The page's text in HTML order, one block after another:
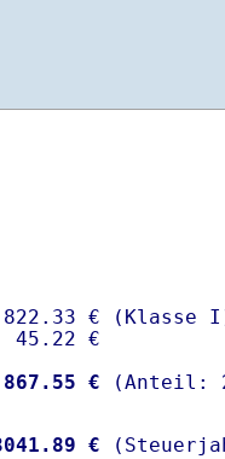
€ (Klasse
€
€
€